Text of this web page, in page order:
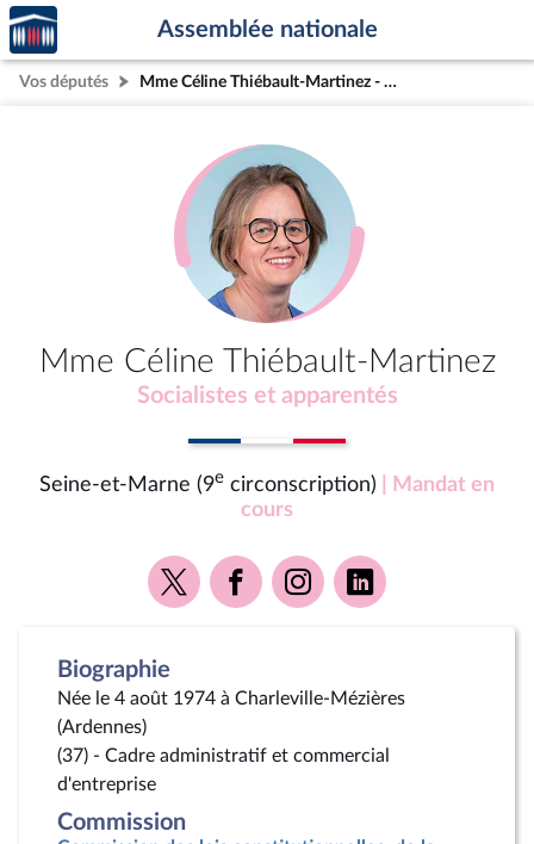
Aller au contenu
Aller en bas de la page
Accèder
à la
page
d'accueil
Assemblée nationale
Vos députés Mme Céline Thiébault-Martinez - Seine-et-Marne (9e circonscription)
Mme Céline Thiébault-Martinez
Socialistes et apparentés
Seine-et-Marne (9e circonscription)
| Mandat en
cours
Voir
la
Voir
la
Voir
la
Voir
la
Biographie
Née le 4 août 1974 à Charleville-Mézières
(Ardennes)
(37) - Cadre administratif et commercial
d'entreprise
Commission